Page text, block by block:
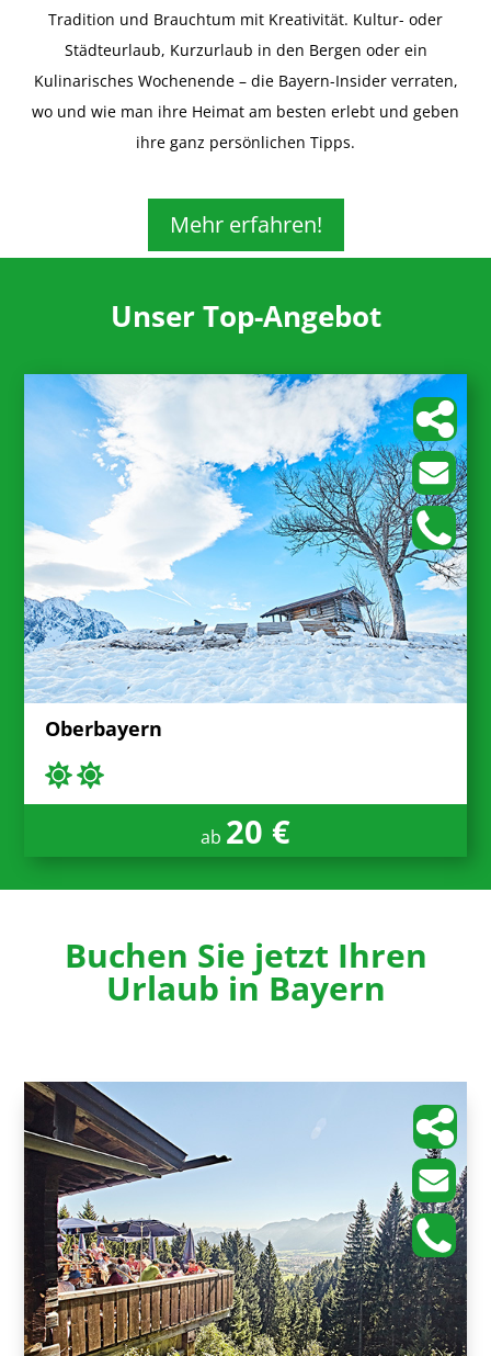
Tradition und Brauchtum mit Kreativität. Kultur- oder
Städteurlaub, Kurzurlaub in den Bergen oder ein
Kulinarisches Wochenende – die Bayern-Insider verraten,
wo und wie man ihre Heimat am besten erlebt und geben
ihre ganz persönlichen Tipps.
Mehr erfahren!
Unser Top-Angebot
Oberbayern
ab 20 €
Buchen Sie jetzt Ihren
Urlaub in Bayern